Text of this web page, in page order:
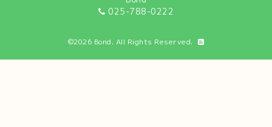
025-788-0222
©2026 Bond. All Rights Reserved.